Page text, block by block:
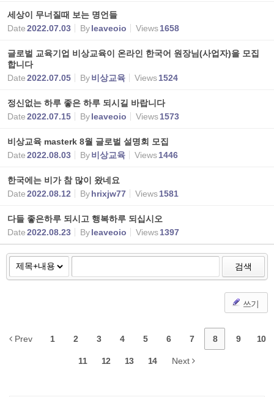
세상이 무너질때 보는 명언들
Date2022.07.03 Byleaveoio Views1658
글로벌 교육기업 비상교육이 온라인 한국어 원장님(사업자)을 모집
합니다
Date2022.07.05 By비상교육 Views1524
정신없는 하루 좋은 하루 되시길 바랍니다
Date2022.07.15 Byleaveoio Views1573
비상교육 masterk 8월 글로벌 설명회 모집
Date2022.08.03 By비상교육 Views1446
한국에는 비가 참 많이 왔네요
Date2022.08.12 Byhrixjw77 Views1581
다들 좋은하루 되시고 행복하루 되십시오
Date2022.08.23 Byleaveoio Views1397
검색
쓰기
Prev 1 2 3 4 5 6 7 8 9 10
11 12 13 14 Next